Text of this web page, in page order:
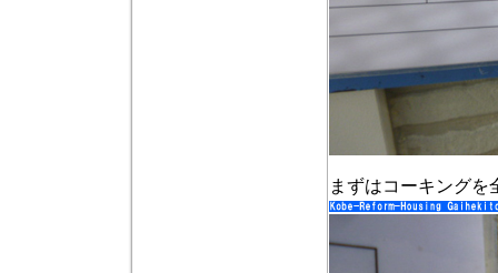
まずはコーキングを